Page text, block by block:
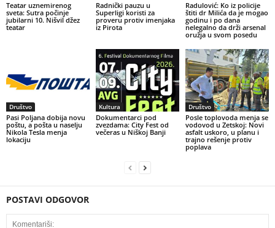
Teatar uznemirenog
sveta: Sutra počinje
jubilarni 10. Nišvil džez
teatar
Radnički pauzu u
Superligi koristi za
proveru protiv imenjaka
iz Pirota
Radulović: Ko iz policije
štiti dr Milića da je mogao
godinu i po dana
nelegalno da drži arsenal
oružja u svom posedu
Društvo
Pasi Poljana dobija novu
poštu, a pošta u naselju
Nikola Tesla menja
lokaciju
Kultura
Dokumentarci pod
zvezdama: City Fest od
večeras u Niškoj Banji
Društvo
Posle toplovoda menja se
vodovod u Zetskoj: Novi
asfalt uskoro, u planu i
trajno rešenje protiv
poplava
POSTAVI ODGOVOR